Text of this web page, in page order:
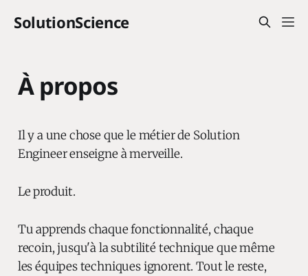
SolutionScience
À propos
Il y a une chose que le métier de Solution
Engineer enseigne à merveille.
Le produit.
Tu apprends chaque fonctionnalité, chaque
recoin, jusqu'à la subtilité technique que même
les équipes techniques ignorent. Tout le reste,